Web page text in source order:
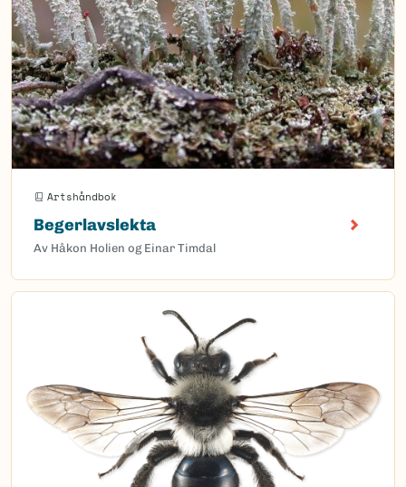
Artshåndbok
Begerlavslekta
Av Håkon Holien og Einar Timdal